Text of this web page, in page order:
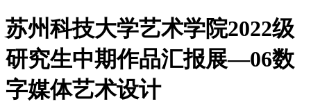
苏州科技大学艺术学院2022级
研究生中期作品汇报展—06数
字媒体艺术设计